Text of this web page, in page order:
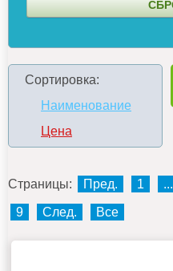
Сортировка:
Наименование
Цена
Страницы: Пред. 1 ...
9 След. Все